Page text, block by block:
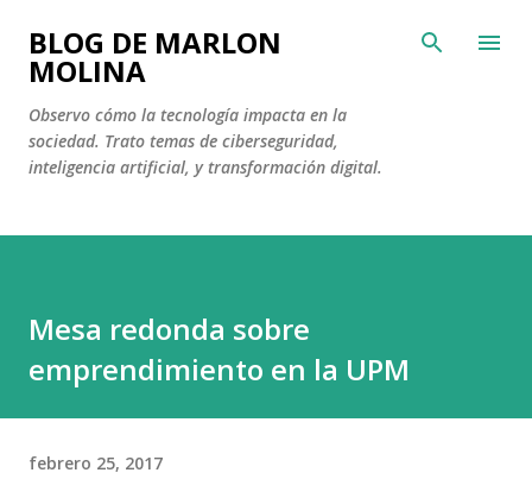
Ir al contenido principal
BLOG DE MARLON
MOLINA
Observo cómo la tecnología impacta en la
sociedad. Trato temas de ciberseguridad,
inteligencia artificial, y transformación digital.
Mesa redonda sobre
emprendimiento en la UPM
febrero 25, 2017